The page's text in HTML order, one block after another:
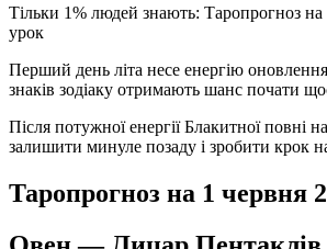
Тільки 1% людей знають: Таропрогноз
урок
Перший день літа несе енергію
знаків зодіаку отримають шанс почати
Після потужної енергії Блакитної повні
залишити минуле позаду і зробити крок
Таропрогноз на 1 червня